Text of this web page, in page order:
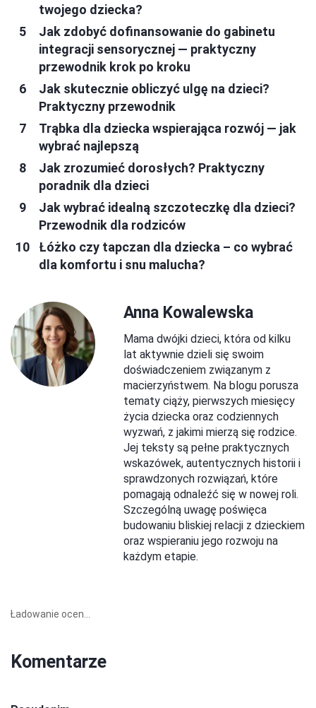
twojego dziecka?
Jak zdobyć dofinansowanie do gabinetu
integracji sensorycznej — praktyczny
przewodnik krok po kroku
Jak skutecznie obliczyć ulgę na dzieci?
Praktyczny przewodnik
Trąbka dla dziecka wspierająca rozwój — jak
wybrać najlepszą
Jak zrozumieć dorosłych? Praktyczny
poradnik dla dzieci
Jak wybrać idealną szczoteczkę dla dzieci?
Przewodnik dla rodziców
Łóżko czy tapczan dla dziecka – co wybrać
dla komfortu i snu malucha?
Anna Kowalewska
Mama dwójki dzieci, która od kilku
lat aktywnie dzieli się swoim
doświadczeniem związanym z
macierzyństwem. Na blogu porusza
tematy ciąży, pierwszych miesięcy
życia dziecka oraz codziennych
wyzwań, z jakimi mierzą się rodzice.
Jej teksty są pełne praktycznych
wskazówek, autentycznych historii i
sprawdzonych rozwiązań, które
pomagają odnaleźć się w nowej roli.
Szczególną uwagę poświęca
budowaniu bliskiej relacji z dzieckiem
oraz wspieraniu jego rozwoju na
każdym etapie.
Ładowanie ocen...
Komentarze